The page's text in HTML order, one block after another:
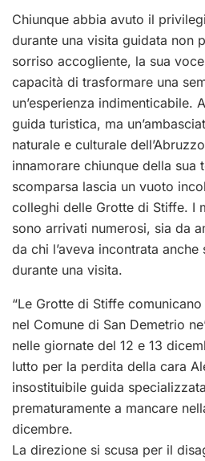
Chiunque abbia avuto il
durante una visita guidata non
sorriso accogliente, la sua
capacità di trasformare una
un’esperienza indimenticabile.
guida turistica, ma
naturale e culturale
innamorare chiunque della sua
scomparsa lascia un vuoto
colleghi delle Grotte di Stiffe. I
sono arrivati numerosi, sia da
da chi l’aveva incontrata
durante una visita.
“Le Grotte di Stiffe
nel Comune di San Demetrio
nelle giornate del 12 e 13
lutto per la perdita della cara
insostituibile guida
prematuramente a mancare
dicembre.
La direzione si scusa per il